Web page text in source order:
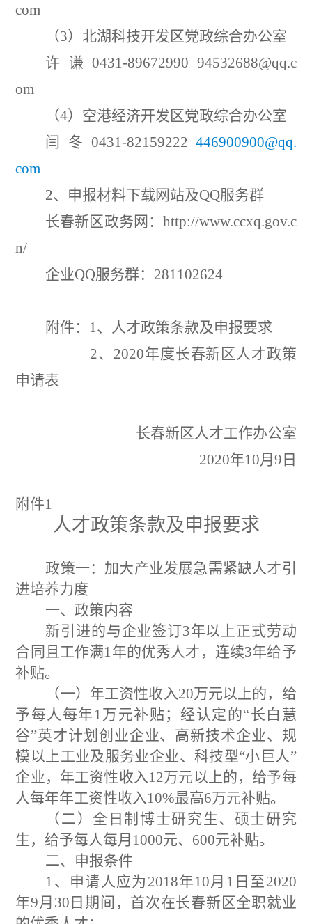
com
（3）北湖科技开发区党政综合办公室
许 谦 0431-89672990 94532688@qq.c
om
（4）空港经济开发区党政综合办公室
闫
冬 0431-82159222 446900900@qq.
com
2、申报材料下载网站及QQ服务群
长春新区政务网： http://www.ccxq.gov.c
n/
企业QQ服务群： 281102624
附件： 1 、
人才政策条款及申报要求
2、 2020年度长春新区人才政策
申请表
长春新区人才工作办公室
2020年10月 9 日
附件1
人才政策条款及申报要求
政策一：加大产业发展急需紧缺人才引
进培养力度
一、 政策内容
新引进的与企业签订3年以上正式劳动
合同且工作满1 年的优秀人才，连续3年给予
补贴。
（一）年工资性收入20万元以上的，给
予每人每年 1 万元补贴；经认定的“长白慧
谷”英才计划创业企业、高新技术企业、规
模以上工业及服务业企业、科技型“小巨人 ”
企业，年工资性收入12万元以上的，给予每
人每年年工资性收入10%最高6万元补贴。
（二）全日制博士研究生、硕士研究
生，给予每人每月 1000元、 600元补贴。
二、 申报条件
1、 申请人应为 2018年10月 1 日至2020
年9月 30 日期间 ， 首次在长春新区全职就业